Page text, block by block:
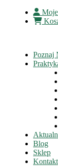
Poznaj
Blog
Sklep
Kontakt